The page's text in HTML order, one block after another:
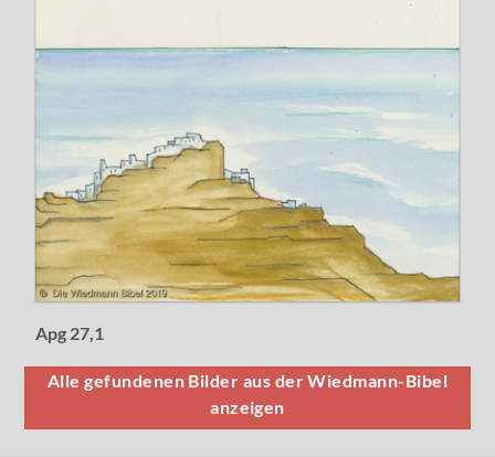
Apg 27,1
Alle gefundenen Bilder aus der Wiedmann-Bibel
anzeigen